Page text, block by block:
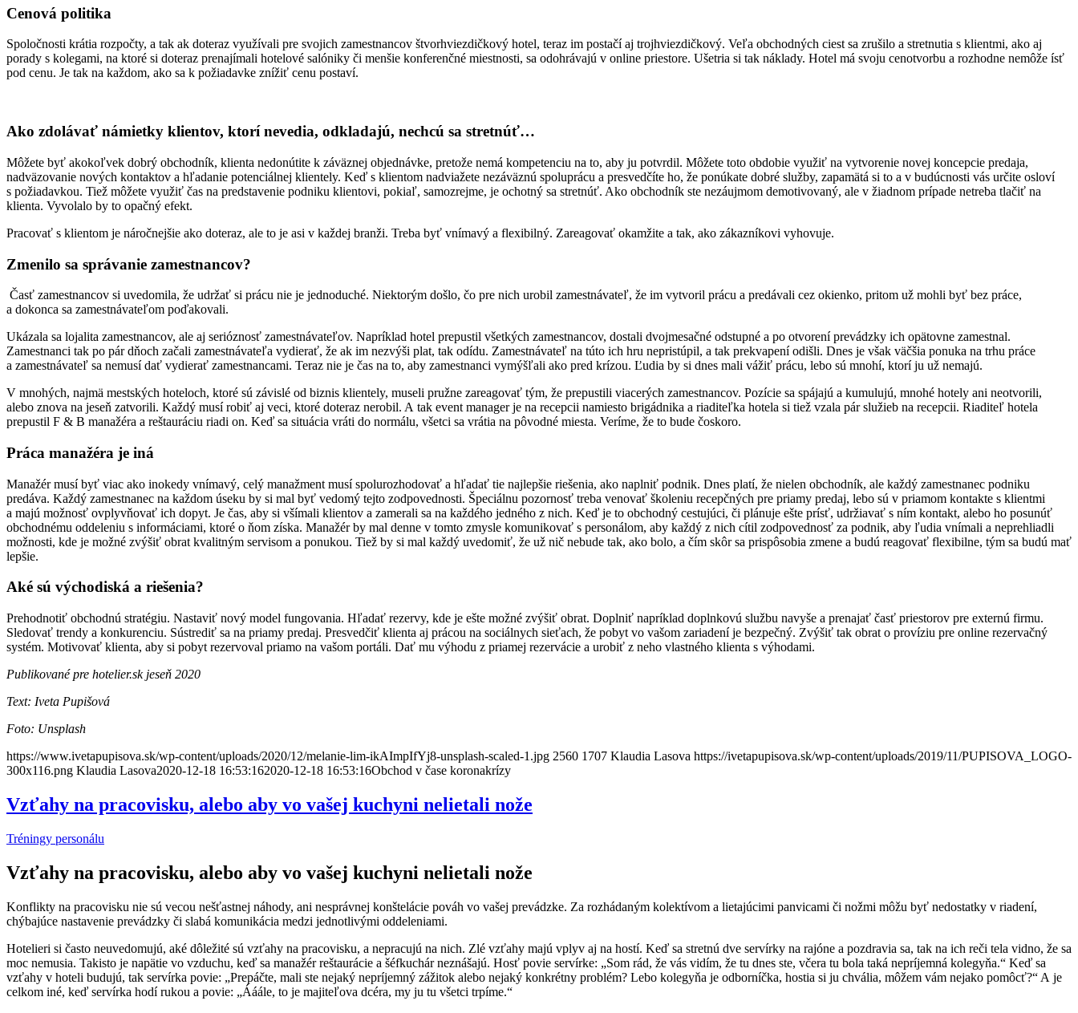
Cenová politika
Spoločnosti krátia rozpočty, a tak ak doteraz využívali pre svojich zamestnancov štvorhviezdičkový hotel, teraz im postačí aj trojhviezdičkový. Veľa obchodných ciest sa zrušilo a stretnutia s klientmi, ako aj
porady s kolegami, na ktoré si doteraz prenajímali hotelové salóniky či menšie konferenčné miestnosti, sa odohrávajú v online priestore. Ušetria si tak náklady. Hotel má svoju cenotvorbu a rozhodne nemôže ísť
pod cenu. Je tak na každom, ako sa k požiadavke znížiť cenu postaví.
Ako zdolávať námietky klientov, ktorí nevedia, odkladajú, nechcú sa stretnúť…
Môžete byť akokoľvek dobrý obchodník, klienta nedonútite k záväznej objednávke, pretože nemá kompetenciu na to, aby ju potvrdil. Môžete toto obdobie využiť na vytvorenie novej koncepcie predaja,
nadväzovanie nových kontaktov a hľadanie potenciálnej klientely. Keď s klientom nadviažete nezáväznú spoluprácu a presvedčíte ho, že ponúkate dobré služby, zapamätá si to a v budúcnosti vás určite osloví
s požiadavkou. Tiež môžete využiť čas na predstavenie podniku klientovi, pokiaľ, samozrejme, je ochotný sa stretnúť. Ako obchodník ste nezáujmom demotivovaný, ale v žiadnom prípade netreba tlačiť na
klienta. Vyvolalo by to opačný efekt.
Pracovať s klientom je náročnejšie ako doteraz, ale to je asi v každej branži. Treba byť vnímavý a flexibilný. Zareagovať okamžite a tak, ako zákazníkovi vyhovuje.
Zmenilo sa správanie zamestnancov?
Časť zamestnancov si uvedomila, že udržať si prácu nie je jednoduché. Niektorým došlo, čo pre nich urobil zamestnávateľ, že im vytvoril prácu a predávali cez okienko, pritom už mohli byť bez práce,
a dokonca sa zamestnávateľom poďakovali.
Ukázala sa lojalita zamestnancov, ale aj serióznosť zamestnávateľov. Napríklad hotel prepustil všetkých zamestnancov, dostali dvojmesačné odstupné a po otvorení prevádzky ich opätovne zamestnal.
Zamestnanci tak po pár dňoch začali zamestnávateľa vydierať, že ak im nezvýši plat, tak odídu. Zamestnávateľ na túto ich hru nepristúpil, a tak prekvapení odišli. Dnes je však väčšia ponuka na trhu práce
a zamestnávateľ sa nemusí dať vydierať zamestnancami. Teraz nie je čas na to, aby zamestnanci vymýšľali ako pred krízou. Ľudia by si dnes mali vážiť prácu, lebo sú mnohí, ktorí ju už nemajú.
V mnohých, najmä mestských hoteloch, ktoré sú závislé od biznis klientely, museli pružne zareagovať tým, že prepustili viacerých zamestnancov. Pozície sa spájajú a kumulujú, mnohé hotely ani neotvorili,
alebo znova na jeseň zatvorili. Každý musí robiť aj veci, ktoré doteraz nerobil. A tak event manager je na recepcii namiesto brigádnika a riaditeľka hotela si tiež vzala pár služieb na recepcii. Riaditeľ hotela
prepustil F & B manažéra a reštauráciu riadi on. Keď sa situácia vráti do normálu, všetci sa vrátia na pôvodné miesta. Veríme, že to bude čoskoro.
Práca manažéra je iná
Manažér musí byť viac ako inokedy vnímavý, celý manažment musí spolurozhodovať a hľadať tie najlepšie riešenia, ako naplniť podnik. Dnes platí, že nielen obchodník, ale každý zamestnanec podniku
predáva. Každý zamestnanec na každom úseku by si mal byť vedomý tejto zodpovednosti. Špeciálnu pozornosť treba venovať školeniu recepčných pre priamy predaj, lebo sú v priamom kontakte s klientmi
a majú možnosť ovplyvňovať ich dopyt. Je čas, aby si všímali klientov a zamerali sa na každého jedného z nich. Keď je to obchodný cestujúci, či plánuje ešte prísť, udržiavať s ním kontakt, alebo ho posunúť
obchodnému oddeleniu s informáciami, ktoré o ňom získa. Manažér by mal denne v tomto zmysle komunikovať s personálom, aby každý z nich cítil zodpovednosť za podnik, aby ľudia vnímali a neprehliadli
možnosti, kde je možné zvýšiť obrat kvalitným servisom a ponukou. Tiež by si mal každý uvedomiť, že už nič nebude tak, ako bolo, a čím skôr sa prispôsobia zmene a budú reagovať flexibilne, tým sa budú mať
lepšie.
Aké sú východiská a riešenia?
Prehodnotiť obchodnú stratégiu. Nastaviť nový model fungovania. Hľadať rezervy, kde je ešte možné zvýšiť obrat. Doplniť napríklad doplnkovú službu navyše a prenajať časť priestorov pre externú firmu.
Sledovať trendy a konkurenciu. Sústrediť sa na priamy predaj. Presvedčiť klienta aj prácou na sociálnych sieťach, že pobyt vo vašom zariadení je bezpečný. Zvýšiť tak obrat o províziu pre online rezervačný
systém. Motivovať klienta, aby si pobyt rezervoval priamo na vašom portáli. Dať mu výhodu z priamej rezervácie a urobiť z neho vlastného klienta s výhodami.
Publikované pre hotelier.sk jeseň 2020
Text: Iveta Pupišová
Foto: Unsplash
https://www.ivetapupisova.sk/wp-content/uploads/2020/12/melanie-lim-ikAImpIfYj8-unsplash-scaled-1.jpg 2560 1707 Klaudia Lasova https://ivetapupisova.sk/wp-content/uploads/2019/11/PUPISOVA_LOGO-
300x116.png Klaudia Lasova2020-12-18 16:53:162020-12-18 16:53:16Obchod v čase koronakrízy
Vzťahy na pracovisku, alebo aby vo vašej kuchyni nelietali nože
Tréningy personálu
Vzťahy na pracovisku, alebo aby vo vašej kuchyni nelietali nože
Konflikty na pracovisku nie sú vecou nešťastnej náhody, ani nesprávnej konštelácie pováh vo vašej prevádzke. Za rozhádaným kolektívom a lietajúcimi panvicami či nožmi môžu byť nedostatky v riadení,
chýbajúce nastavenie prevádzky či slabá komunikácia medzi jednotlivými oddeleniami.
Hotelieri si často neuvedomujú, aké dôležité sú vzťahy na pracovisku, a nepracujú na nich. Zlé vzťahy majú vplyv aj na hostí. Keď sa stretnú dve servírky na rajóne a pozdravia sa, tak na ich reči tela vidno, že sa
moc nemusia. Takisto je napätie vo vzduchu, keď sa manažér reštaurácie a šéfkuchár neznášajú. Hosť povie servírke: „Som rád, že vás vidím, že tu dnes ste, včera tu bola taká nepríjemná kolegyňa.“ Keď sa
vzťahy v hoteli budujú, tak servírka povie: „Prepáčte, mali ste nejaký nepríjemný zážitok alebo nejaký konkrétny problém? Lebo kolegyňa je odborníčka, hostia si ju chvália, môžem vám nejako pomôcť?“ A je
celkom iné, keď servírka hodí rukou a povie: „Ááále, to je majiteľova dcéra, my ju tu všetci trpíme.“